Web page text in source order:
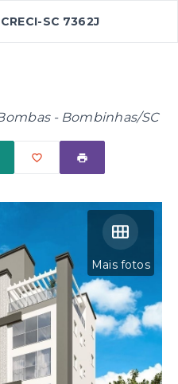
SC 7362J
- Bombinhas/SC
Mais fotos